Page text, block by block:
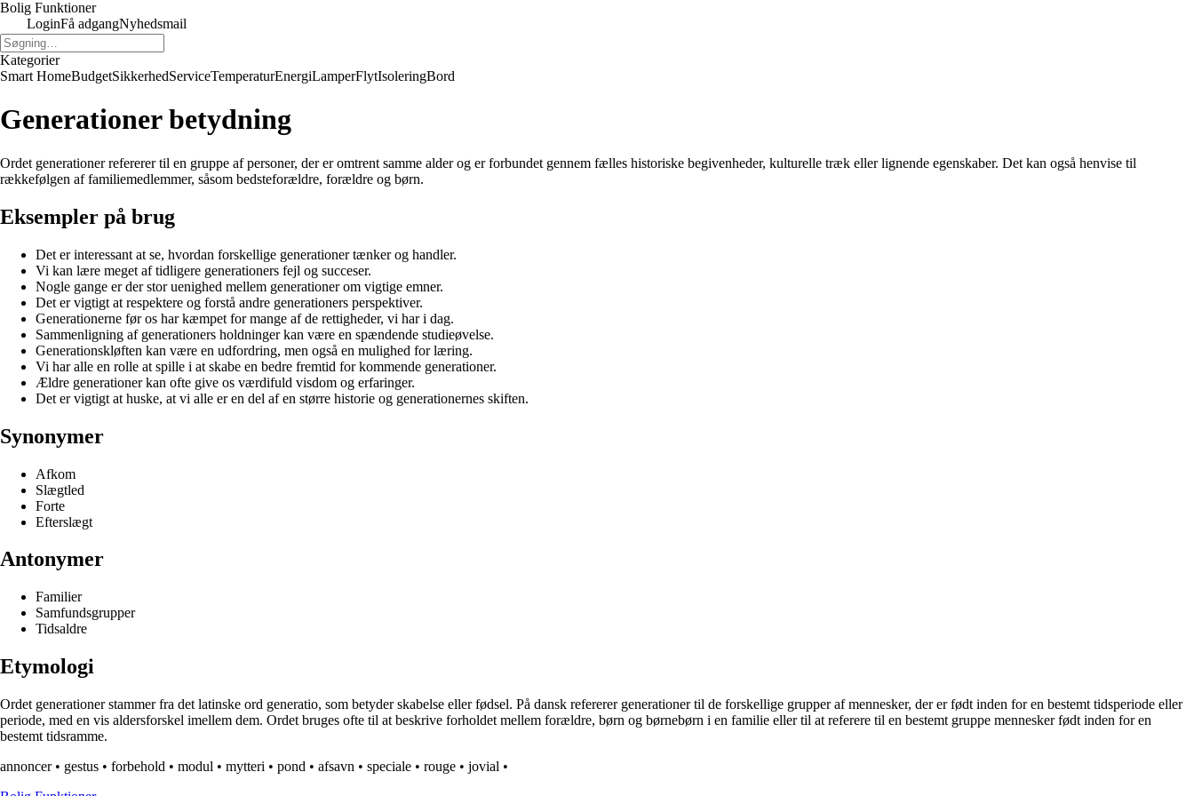
Bolig Funktioner
LoginFå adgangNyhedsmail
Kategorier
Smart HomeBudgetSikkerhedServiceTemperaturEnergiLamperFlytIsoleringBord
Generationer betydning
Ordet generationer refererer til en gruppe af personer, der er omtrent samme alder og er forbundet gennem fælles historiske begivenheder, kulturelle træk eller lignende egenskaber. Det kan også henvise til
rækkefølgen af familiemedlemmer, såsom bedsteforældre, forældre og børn.
Eksempler på brug
Det er interessant at se, hvordan forskellige generationer tænker og handler.
Vi kan lære meget af tidligere generationers fejl og succeser.
Nogle gange er der stor uenighed mellem generationer om vigtige emner.
Det er vigtigt at respektere og forstå andre generationers perspektiver.
Generationerne før os har kæmpet for mange af de rettigheder, vi har i dag.
Sammenligning af generationers holdninger kan være en spændende studieøvelse.
Generationskløften kan være en udfordring, men også en mulighed for læring.
Vi har alle en rolle at spille i at skabe en bedre fremtid for kommende generationer.
Ældre generationer kan ofte give os værdifuld visdom og erfaringer.
Det er vigtigt at huske, at vi alle er en del af en større historie og generationernes skiften.
Synonymer
Afkom
Slægtled
Forte
Efterslægt
Antonymer
Familier
Samfundsgrupper
Tidsaldre
Etymologi
Ordet generationer stammer fra det latinske ord generatio, som betyder skabelse eller fødsel. På dansk refererer generationer til de forskellige grupper af mennesker, der er født inden for en bestemt tidsperiode eller
periode, med en vis aldersforskel imellem dem. Ordet bruges ofte til at beskrive forholdet mellem forældre, børn og børnebørn i en familie eller til at referere til en bestemt gruppe mennesker født inden for en
bestemt tidsramme.
annoncer• gestus • forbehold • modul • mytteri • pond • afsavn • speciale • rouge • jovial •